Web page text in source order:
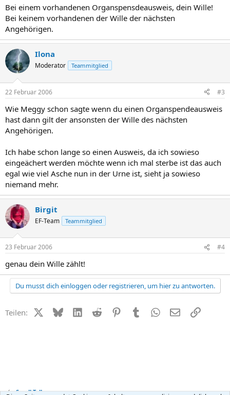
Bei einem vorhandenen Organspensdeausweis, dein Wille!
Bei keinem vorhandenen der Wille der nächsten
Angehörigen.
Ilona
Moderator Teammitglied
22 Februar 2006 #3
Wie Meggy schon sagte wenn du einen Organspendeausweis
hast dann gilt der ansonsten der Wille des nächsten
Angehörigen.
Ich habe schon lange so einen Ausweis, da ich sowieso
eingeächert werden möchte wenn ich mal sterbe ist das auch
egal wie viel Asche nun in der Urne ist, sieht ja sowieso
niemand mehr.
Birgit
EF-Team Teammitglied
23 Februar 2006 #4
genau dein Wille zählt!
Du musst dich einloggen oder registrieren, um hier zu antworten.
Teilen: X (Twitter)
BlueskyLinkedIn
Reddit PinterestTumblr WhatsApp
E-MailLink
Small Talk